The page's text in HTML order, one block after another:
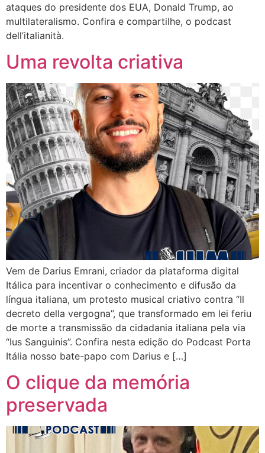
ataques do presidente dos EUA, Donald Trump, ao
multilateralismo. Confira e compartilhe, o podcast
dell’italianità.
Uma revolta criativa
Vem de Darius Emrani, criador da plataforma digital
Itálica para incentivar o conhecimento e difusão da
língua italiana, um protesto musical criativo contra “Il
decreto della vergogna”, que transformado em lei feriu
de morte a transmissão da cidadania italiana pela via
“Ius Sanguinis”. Confira nesta edição do Podcast Porta
Itália nosso bate-papo com Darius e […]
O clique da memória
preservada